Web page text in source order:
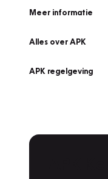
Meer informatie
Alles over APK
APK regelgeving